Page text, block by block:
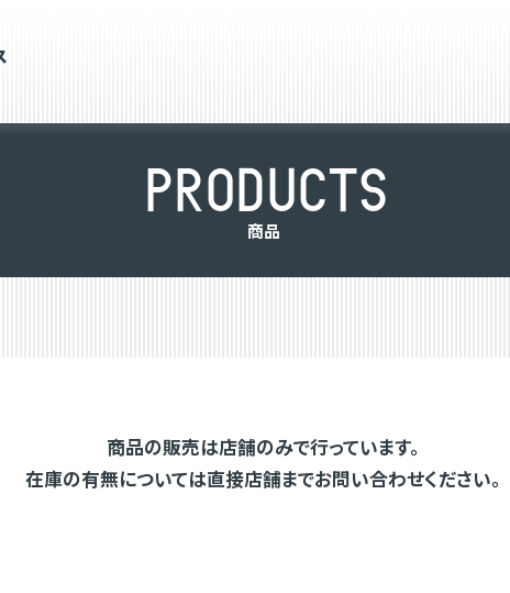
PRODUCTS
商品
商品の販売は店舗のみで行っています。
在庫の有無については直接店舗までお問い合わせください。